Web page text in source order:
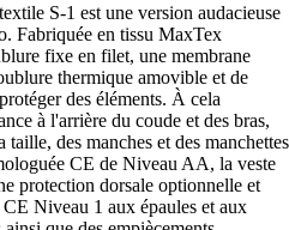
S-1 est une version audacieuse
Fabriquée en tissu MaxTex
fixe en filet, une membrane
thermique amovible et de
des éléments. À cela
à l'arrière du coude et des bras,
taille, des manches et des manchettes
CE de Niveau AA, la veste
protection dorsale optionnelle et
Niveau 1 aux épaules et aux